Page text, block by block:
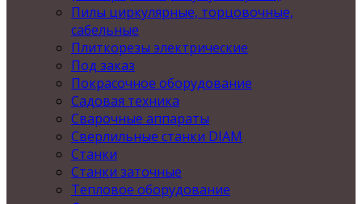
Пилы циркулярные, торцовочные,
сабельные
Плиткорезы электрические
Под заказ
Покрасочное оборудование
Садовая техника
Сварочные аппараты
Сверлильные станки DIAM
Станки
Станки заточные
Тепловое оборудование